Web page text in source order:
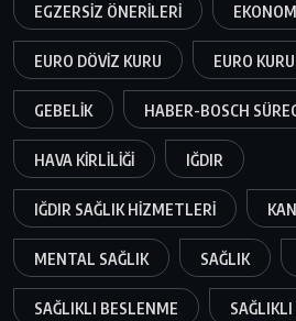
EGZERSIZ ÖNERILERI
EURO DÖVIZ KURU EURO KURU
GEBELIK HABER-BOSCH
HAVA KIRLILIĞI IĞDIR
IĞDIR SAĞLIK HIZMETLERI
MENTAL SAĞLIK SAĞLIK
SAĞLIKLI BESLENME